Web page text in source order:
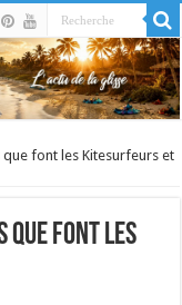
font les Kitesurfeurs et
que font les